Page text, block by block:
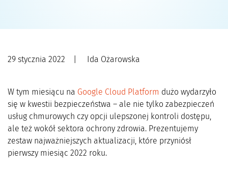
29 stycznia 2022 Ida Ożarowska
W tym miesiącu na Google Cloud Platform dużo wydarzyło
się w kwestii bezpieczeństwa – ale nie tylko zabezpieczeń
usług chmurowych czy opcji ulepszonej kontroli dostępu,
ale też wokół sektora ochrony zdrowia. Prezentujemy
zestaw najważniejszych aktualizacji, które przyniósł
pierwszy miesiąc 2022 roku.